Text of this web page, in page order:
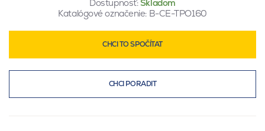
Dostupnosť:Skladom
Katalógové označenie: B-CE-TPO160
CHCI TO SPOČÍTAT
CHCI PORADIT